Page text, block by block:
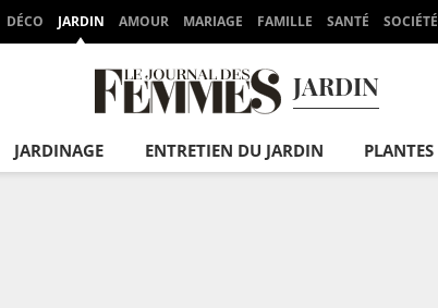
DÉCO JARDIN AMOUR MARIAGE FAMILLE SANTÉ SOCIÉTÉ
JARDIN
JARDINAGE ENTRETIEN DU JARDIN PLANTES